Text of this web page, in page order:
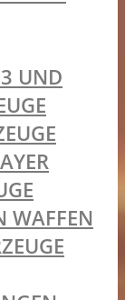
UND
WAFFEN